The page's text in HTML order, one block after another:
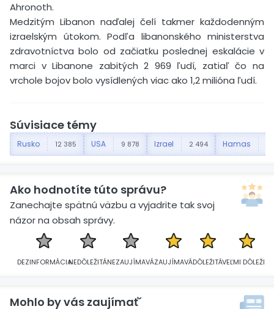
Ahronoth.
Medzitým Libanon naďalej čelí takmer každodenným
izraelským útokom. Podľa libanonského ministerstva
zdravotníctva bolo od začiatku poslednej eskalácie v
marci v Libanone zabitých 2 969 ľudí, zatiaľ čo na
vrchole bojov bolo vysídlených viac ako 1,2 milióna ľudí.
Súvisiace témy
Rusko 12 385 USA 9 878 Izrael 2 494 Hamas
Ako hodnotíte túto správu?
Zanechajte spätnú väzbu a vyjadrite tak svoj
názor na obsah správy.
DEZINFORMÁCIANEDÔLEŽITÁNEZAUJÍMAVÁZAUJÍMAVÁDÔLEŽITÁVEĽMI DÔLEŽITÁ
Mohlo by vás zaujímať´